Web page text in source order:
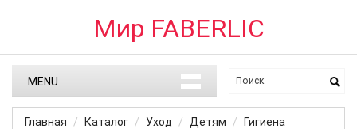
Мир FABERLIC
MENU
Главная Каталог Уход Детям
Гигиена